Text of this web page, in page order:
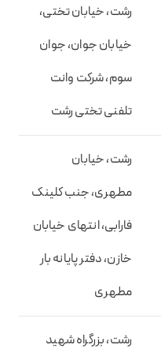
رشت، خیابان تختی،
خیابان جوان، جوان
سوم، شرکت وانت
تلفنی تختی رشت
رشت، خیابان
مطهری، جنب کلینک
فارابی، انتهای خیابان
خازن، دفتر پایانه بار
مطهری
رشت، بزرگراه شهید